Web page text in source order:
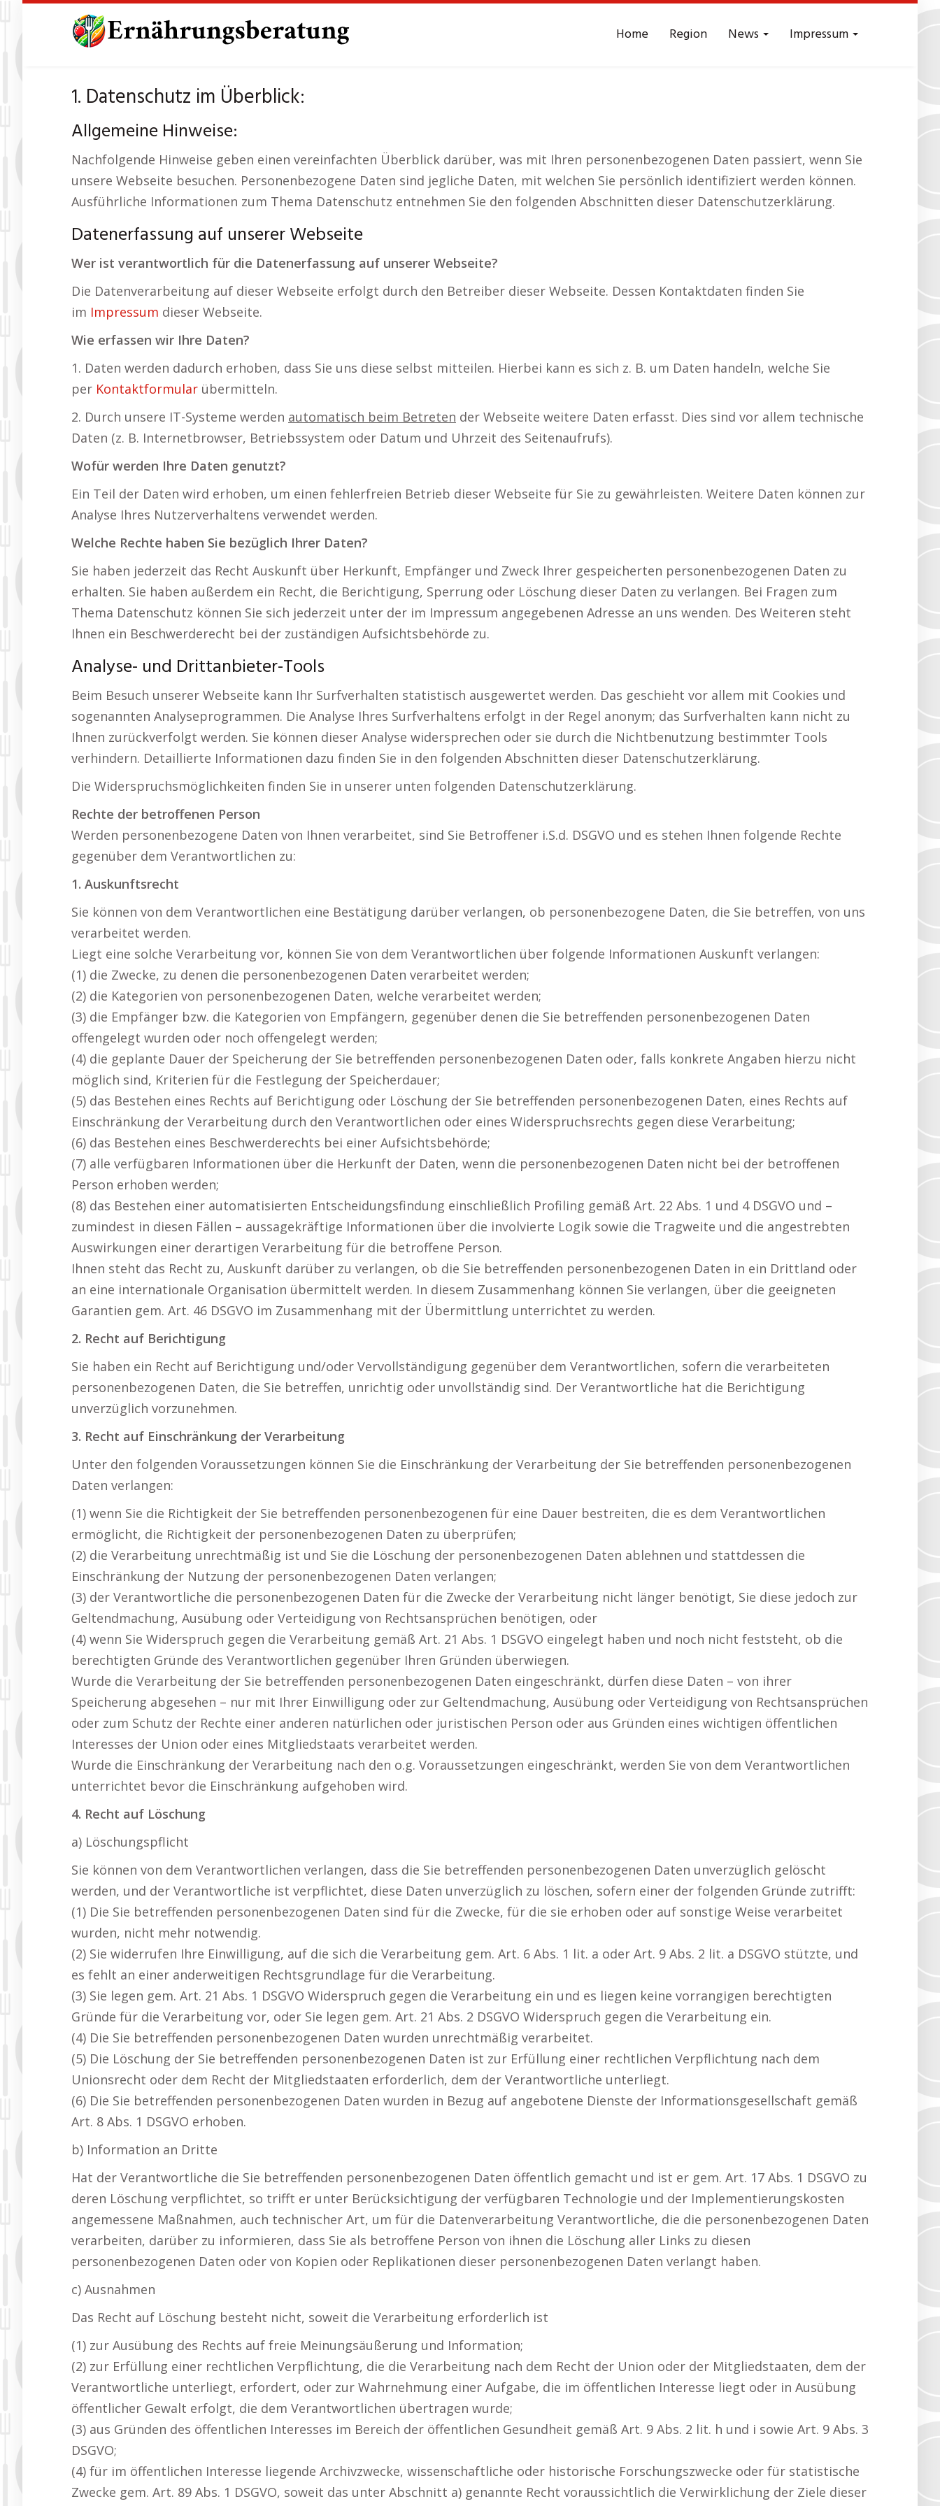
Home Region News Impressum
1. Datenschutz im Überblick:
Allgemeine Hinweise:
Nachfolgende Hinweise geben einen vereinfachten Überblick darüber, was mit Ihren personenbezogenen Daten passiert, wenn Sie
unsere Webseite besuchen. Personenbezogene Daten sind jegliche Daten, mit welchen Sie persönlich identifiziert werden können.
Ausführliche Informationen zum Thema Datenschutz entnehmen Sie den folgenden Abschnitten dieser Datenschutzerklärung.
Datenerfassung auf unserer Webseite
Wer ist verantwortlich für die Datenerfassung auf unserer Webseite?
Die Datenverarbeitung auf dieser Webseite erfolgt durch den Betreiber dieser Webseite. Dessen Kontaktdaten finden Sie
im Impressum dieser Webseite.
Wie erfassen wir Ihre Daten?
1. Daten werden dadurch erhoben, dass Sie uns diese selbst mitteilen. Hierbei kann es sich z. B. um Daten handeln, welche Sie
per Kontaktformular übermitteln.
2. Durch unsere IT-Systeme werden automatisch beim Betreten der Webseite weitere Daten erfasst. Dies sind vor allem technische
Daten (z. B. Internetbrowser, Betriebssystem oder Datum und Uhrzeit des Seitenaufrufs).
Wofür werden Ihre Daten genutzt?
Ein Teil der Daten wird erhoben, um einen fehlerfreien Betrieb dieser Webseite für Sie zu gewährleisten. Weitere Daten können zur
Analyse Ihres Nutzerverhaltens verwendet werden.
Welche Rechte haben Sie bezüglich Ihrer Daten?
Sie haben jederzeit das Recht Auskunft über Herkunft, Empfänger und Zweck Ihrer gespeicherten personenbezogenen Daten zu
erhalten. Sie haben außerdem ein Recht, die Berichtigung, Sperrung oder Löschung dieser Daten zu verlangen. Bei Fragen zum
Thema Datenschutz können Sie sich jederzeit unter der im Impressum angegebenen Adresse an uns wenden. Des Weiteren steht
Ihnen ein Beschwerderecht bei der zuständigen Aufsichtsbehörde zu.
Analyse- und Drittanbieter-Tools
Beim Besuch unserer Webseite kann Ihr Surfverhalten statistisch ausgewertet werden. Das geschieht vor allem mit Cookies und
sogenannten Analyseprogrammen. Die Analyse Ihres Surfverhaltens erfolgt in der Regel anonym; das Surfverhalten kann nicht zu
Ihnen zurückverfolgt werden. Sie können dieser Analyse widersprechen oder sie durch die Nichtbenutzung bestimmter Tools
verhindern. Detaillierte Informationen dazu finden Sie in den folgenden Abschnitten dieser Datenschutzerklärung.
Die Widerspruchsmöglichkeiten finden Sie in unserer unten folgenden Datenschutzerklärung.
Rechte der betroffenen Person
Werden personenbezogene Daten von Ihnen verarbeitet, sind Sie Betroffener i.S.d. DSGVO und es stehen Ihnen folgende Rechte
gegenüber dem Verantwortlichen zu:
1. Auskunftsrecht
Sie können von dem Verantwortlichen eine Bestätigung darüber verlangen, ob personenbezogene Daten, die Sie betreffen, von uns
verarbeitet werden.
Liegt eine solche Verarbeitung vor, können Sie von dem Verantwortlichen über folgende Informationen Auskunft verlangen:
(1) die Zwecke, zu denen die personenbezogenen Daten verarbeitet werden;
(2) die Kategorien von personenbezogenen Daten, welche verarbeitet werden;
(3) die Empfänger bzw. die Kategorien von Empfängern, gegenüber denen die Sie betreffenden personenbezogenen Daten
offengelegt wurden oder noch offengelegt werden;
(4) die geplante Dauer der Speicherung der Sie betreffenden personenbezogenen Daten oder, falls konkrete Angaben hierzu nicht
möglich sind, Kriterien für die Festlegung der Speicherdauer;
(5) das Bestehen eines Rechts auf Berichtigung oder Löschung der Sie betreffenden personenbezogenen Daten, eines Rechts auf
Einschränkung der Verarbeitung durch den Verantwortlichen oder eines Widerspruchsrechts gegen diese Verarbeitung;
(6) das Bestehen eines Beschwerderechts bei einer Aufsichtsbehörde;
(7) alle verfügbaren Informationen über die Herkunft der Daten, wenn die personenbezogenen Daten nicht bei der betroffenen
Person erhoben werden;
(8) das Bestehen einer automatisierten Entscheidungsfindung einschließlich Profiling gemäß Art. 22 Abs. 1 und 4 DSGVO und –
zumindest in diesen Fällen – aussagekräftige Informationen über die involvierte Logik sowie die Tragweite und die angestrebten
Auswirkungen einer derartigen Verarbeitung für die betroffene Person.
Ihnen steht das Recht zu, Auskunft darüber zu verlangen, ob die Sie betreffenden personenbezogenen Daten in ein Drittland oder
an eine internationale Organisation übermittelt werden. In diesem Zusammenhang können Sie verlangen, über die geeigneten
Garantien gem. Art. 46 DSGVO im Zusammenhang mit der Übermittlung unterrichtet zu werden.
2. Recht auf Berichtigung
Sie haben ein Recht auf Berichtigung und/oder Vervollständigung gegenüber dem Verantwortlichen, sofern die verarbeiteten
personenbezogenen Daten, die Sie betreffen, unrichtig oder unvollständig sind. Der Verantwortliche hat die Berichtigung
unverzüglich vorzunehmen.
3. Recht auf Einschränkung der Verarbeitung
Unter den folgenden Voraussetzungen können Sie die Einschränkung der Verarbeitung der Sie betreffenden personenbezogenen
Daten verlangen:
(1) wenn Sie die Richtigkeit der Sie betreffenden personenbezogenen für eine Dauer bestreiten, die es dem Verantwortlichen
ermöglicht, die Richtigkeit der personenbezogenen Daten zu überprüfen;
(2) die Verarbeitung unrechtmäßig ist und Sie die Löschung der personenbezogenen Daten ablehnen und stattdessen die
Einschränkung der Nutzung der personenbezogenen Daten verlangen;
(3) der Verantwortliche die personenbezogenen Daten für die Zwecke der Verarbeitung nicht länger benötigt, Sie diese jedoch zur
Geltendmachung, Ausübung oder Verteidigung von Rechtsansprüchen benötigen, oder
(4) wenn Sie Widerspruch gegen die Verarbeitung gemäß Art. 21 Abs. 1 DSGVO eingelegt haben und noch nicht feststeht, ob die
berechtigten Gründe des Verantwortlichen gegenüber Ihren Gründen überwiegen.
Wurde die Verarbeitung der Sie betreffenden personenbezogenen Daten eingeschränkt, dürfen diese Daten – von ihrer
Speicherung abgesehen – nur mit Ihrer Einwilligung oder zur Geltendmachung, Ausübung oder Verteidigung von Rechtsansprüchen
oder zum Schutz der Rechte einer anderen natürlichen oder juristischen Person oder aus Gründen eines wichtigen öffentlichen
Interesses der Union oder eines Mitgliedstaats verarbeitet werden.
Wurde die Einschränkung der Verarbeitung nach den o.g. Voraussetzungen eingeschränkt, werden Sie von dem Verantwortlichen
unterrichtet bevor die Einschränkung aufgehoben wird.
4. Recht auf Löschung
a) Löschungspflicht
Sie können von dem Verantwortlichen verlangen, dass die Sie betreffenden personenbezogenen Daten unverzüglich gelöscht
werden, und der Verantwortliche ist verpflichtet, diese Daten unverzüglich zu löschen, sofern einer der folgenden Gründe zutrifft:
(1) Die Sie betreffenden personenbezogenen Daten sind für die Zwecke, für die sie erhoben oder auf sonstige Weise verarbeitet
wurden, nicht mehr notwendig.
(2) Sie widerrufen Ihre Einwilligung, auf die sich die Verarbeitung gem. Art. 6 Abs. 1 lit. a oder Art. 9 Abs. 2 lit. a DSGVO stützte, und
es fehlt an einer anderweitigen Rechtsgrundlage für die Verarbeitung.
(3) Sie legen gem. Art. 21 Abs. 1 DSGVO Widerspruch gegen die Verarbeitung ein und es liegen keine vorrangigen berechtigten
Gründe für die Verarbeitung vor, oder Sie legen gem. Art. 21 Abs. 2 DSGVO Widerspruch gegen die Verarbeitung ein.
(4) Die Sie betreffenden personenbezogenen Daten wurden unrechtmäßig verarbeitet.
(5) Die Löschung der Sie betreffenden personenbezogenen Daten ist zur Erfüllung einer rechtlichen Verpflichtung nach dem
Unionsrecht oder dem Recht der Mitgliedstaaten erforderlich, dem der Verantwortliche unterliegt.
(6) Die Sie betreffenden personenbezogenen Daten wurden in Bezug auf angebotene Dienste der Informationsgesellschaft gemäß
Art. 8 Abs. 1 DSGVO erhoben.
b) Information an Dritte
Hat der Verantwortliche die Sie betreffenden personenbezogenen Daten öffentlich gemacht und ist er gem. Art. 17 Abs. 1 DSGVO zu
deren Löschung verpflichtet, so trifft er unter Berücksichtigung der verfügbaren Technologie und der Implementierungskosten
angemessene Maßnahmen, auch technischer Art, um für die Datenverarbeitung Verantwortliche, die die personenbezogenen Daten
verarbeiten, darüber zu informieren, dass Sie als betroffene Person von ihnen die Löschung aller Links zu diesen
personenbezogenen Daten oder von Kopien oder Replikationen dieser personenbezogenen Daten verlangt haben.
c) Ausnahmen
Das Recht auf Löschung besteht nicht, soweit die Verarbeitung erforderlich ist
(1) zur Ausübung des Rechts auf freie Meinungsäußerung und Information;
(2) zur Erfüllung einer rechtlichen Verpflichtung, die die Verarbeitung nach dem Recht der Union oder der Mitgliedstaaten, dem der
Verantwortliche unterliegt, erfordert, oder zur Wahrnehmung einer Aufgabe, die im öffentlichen Interesse liegt oder in Ausübung
öffentlicher Gewalt erfolgt, die dem Verantwortlichen übertragen wurde;
(3) aus Gründen des öffentlichen Interesses im Bereich der öffentlichen Gesundheit gemäß Art. 9 Abs. 2 lit. h und i sowie Art. 9 Abs. 3
DSGVO;
(4) für im öffentlichen Interesse liegende Archivzwecke, wissenschaftliche oder historische Forschungszwecke oder für statistische
Zwecke gem. Art. 89 Abs. 1 DSGVO, soweit das unter Abschnitt a) genannte Recht voraussichtlich die Verwirklichung der Ziele dieser